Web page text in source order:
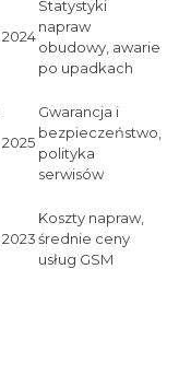
2024
Statystyki
napraw
obudowy, awarie
po upadkach
2025
Gwarancja i
bezpieczeństwo,
polityka
serwisów
2023
Koszty napraw,
średnie ceny
usług GSM